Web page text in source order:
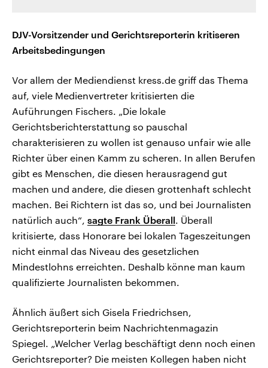
DJV-Vorsitzender und Gerichtsreporterin kritiseren
Arbeitsbedingungen
Vor allem der Mediendienst kress.de griff das Thema
auf, viele Medienvertreter kritisierten die
Auführungen Fischers. „Die lokale
Gerichtsberichterstattung so pauschal
charakterisieren zu wollen ist genauso unfair wie alle
Richter über einen Kamm zu scheren. In allen Berufen
gibt es Menschen, die diesen herausragend gut
machen und andere, die diesen grottenhaft schlecht
machen. Bei Richtern ist das so, und bei Journalisten
natürlich auch“, sagte Frank Überall. Überall
kritisierte, dass Honorare bei lokalen Tageszeitungen
nicht einmal das Niveau des gesetzlichen
Mindestlohns erreichten. Deshalb könne man kaum
qualifizierte Journalisten bekommen.
Ähnlich äußert sich Gisela Friedrichsen,
Gerichtsreporterin beim Nachrichtenmagazin
Spiegel. „Welcher Verlag beschäftigt denn noch einen
Gerichtsreporter? Die meisten Kollegen haben nicht